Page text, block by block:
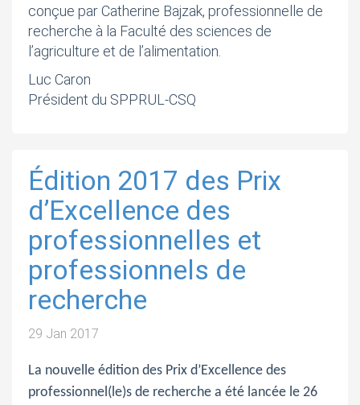
conçue par Catherine Bajzak, professionnelle de
recherche à la Faculté des sciences de
l’agriculture et de l’alimentation.
Luc Caron
Président du SPPRUL-CSQ
Édition 2017 des Prix
d’Excellence des
professionnelles et
professionnels de
recherche
29 Jan 2017
La nouvelle édition des Prix d’Excellence des
professionnel(le)s de recherche a été lancée le 26